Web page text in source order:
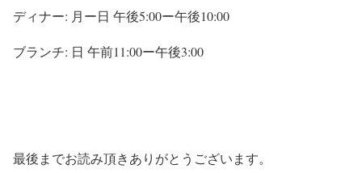
ディナー: 月ー日 午後5:00ー午後10:00
ブランチ: 日 午前11:00ー午後3:00
最後までお読み頂きありがとうございます。